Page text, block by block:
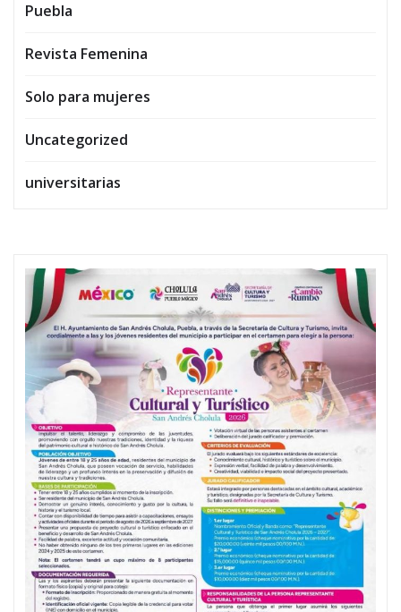
Puebla
Revista Femenina
Solo para mujeres
Uncategorized
universitarias